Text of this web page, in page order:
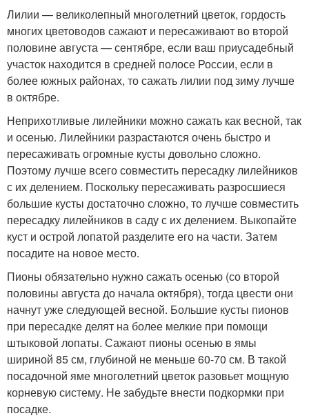
Лилии — великолепный многолетний цветок, гордость
многих цветоводов сажают и пересаживают во второй
половине августа — сентябре, если ваш приусадебный
участок находится в средней полосе России, если в
более южных районах, то сажать лилии под зиму лучше
в октябре.
Неприхотливые лилейники можно сажать как весной, так
и осенью. Лилейники разрастаются очень быстро и
пересаживать огромные кусты довольно сложно.
Поэтому лучше всего совместить пересадку лилейников
с их делением. Поскольку пересаживать разросшиеся
большие кусты достаточно сложно, то лучше совместить
пересадку лилейников в саду с их делением. Выкопайте
куст и острой лопатой разделите его на части. Затем
посадите на новое место.
Пионы обязательно нужно сажать осенью (со второй
половины августа до начала октября), тогда цвести они
начнут уже следующей весной. Большие кусты пионов
при пересадке делят на более мелкие при помощи
штыковой лопаты. Сажают пионы осенью в ямы
шириной 85 см, глубиной не меньше 60-70 см. В такой
посадочной яме многолетний цветок разовьет мощную
корневую систему. Не забудьте внести подкормки при
посадке.